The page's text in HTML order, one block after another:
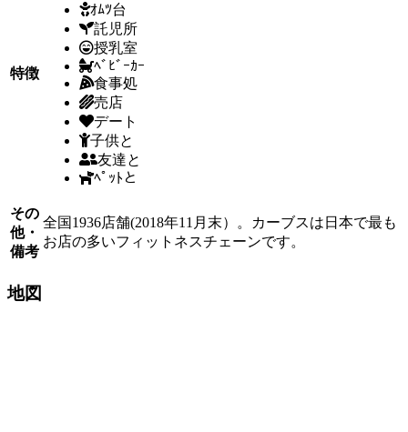
特徴
ｵﾑﾂ台
託児所
授乳室
ﾍﾞﾋﾞｰｶｰ
食事処
売店
デート
子供と
友達と
ﾍﾟｯﾄと
その
他・
備考
全国1936店舗(2018年11月末）。カーブスは日本で最も
お店の多いフィットネスチェーンです。
地図